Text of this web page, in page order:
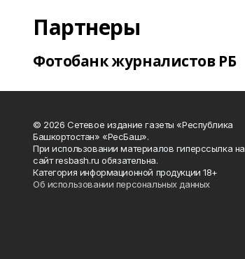
Партнеры
Фотобанк журналистов РБ
© 2026 Сетевое издание газеты «Республика
Башкортостан» «РесБаш».
При использовании материалов гиперссылка на
сайт resbash.ru обязательна.
Категория информационной продукции 18+
Об использовании персональных данных